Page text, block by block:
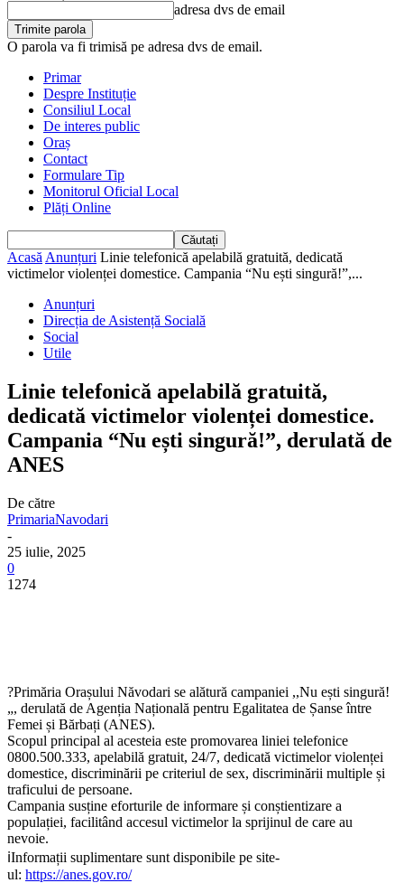
adresa dvs de email
O parola va fi trimisă pe adresa dvs de email.
Primar
Despre Instituție
Consiliul Local
De interes public
Oraș
Contact
Formulare Tip
Monitorul Oficial Local
Plăți Online
Acasă Anunțuri Linie telefonică apelabilă gratuită, dedicată
victimelor violenței domestice. Campania “Nu ești singură!”,...
Anunțuri
Direcția de Asistență Socială
Social
Utile
Linie telefonică apelabilă gratuită,
dedicată victimelor violenței domestice.
Campania “Nu ești singură!”, derulată de
ANES
De către
PrimariaNavodari
-
25 iulie, 2025
0
1274
?Primăria Orașului Năvodari se alătură campaniei ,,Nu ești singură!
„, derulată de Agenția Națională pentru Egalitatea de Șanse între
Femei și Bărbați (ANES).
Scopul principal al acesteia este promovarea liniei telefonice
0800.500.333, apelabilă gratuit, 24/7, dedicată victimelor violenței
domestice, discriminării pe criteriul de sex, discriminării multiple și
traficului de persoane.
Campania susține eforturile de informare și conștientizare a
populației, facilitând accesul victimelor la sprijinul de care au
nevoie.
ℹ️Informații suplimentare sunt disponibile pe site-
ul: https://anes.gov.ro/